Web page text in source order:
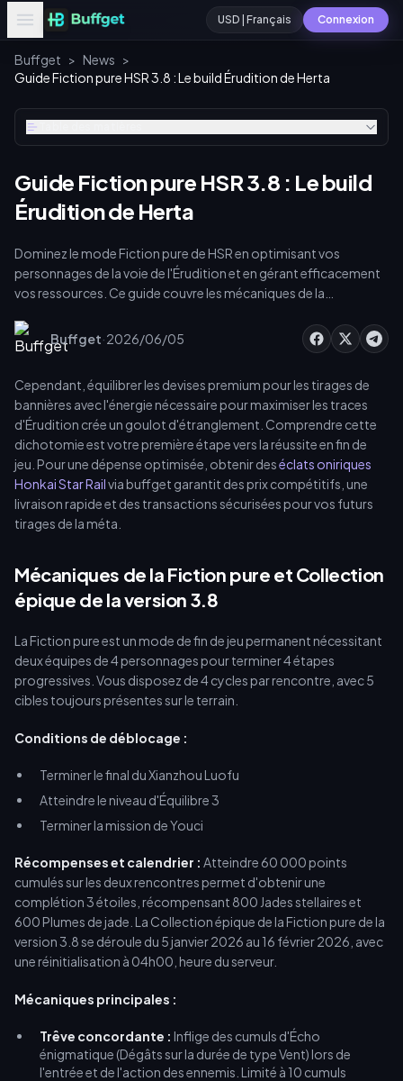
USD | Français Connexion
Buffget > News >
Guide Fiction pure HSR 3.8 : Le build Érudition de Herta
Guide Fiction pure HSR 3.8 : Le build
Érudition de Herta
Dominez le mode Fiction pure de HSR en optimisant vos
personnages de la voie de l'Érudition et en gérant efficacement
vos ressources. Ce guide couvre les mécaniques de la
itinéraires de farm des traces de Souvenir et le calcul de l'énergie.
Vous apprendrez à équilibrer vos dépenses de monnaie premium
afin de garantir des victoires 3 étoiles et d'obtenir un maximum
de Stellaires.
Buffget·2026/06/05
Cependant, équilibrer les devises premium pour les tirages de
bannières avec l'énergie nécessaire pour maximiser les traces
d'Érudition crée un goulot d'étranglement. Comprendre cette
dichotomie est votre première étape vers la réussite en fin de
jeu. Pour une dépense optimisée, obtenir deséclats oniriques
Honkai Star Railvia buffget garantit des prix compétitifs, une
livraison rapide et des transactions sécurisées pour vos futurs
tirages de la méta.
Mécaniques de la Fiction pure et Collection
épique de la version 3.8
La Fiction pure est un mode de fin de jeu permanent nécessitant
deux équipes de 4 personnages pour terminer 4 étapes
progressives. Vous disposez de 4 cycles par rencontre, avec 5
cibles toujours présentes sur le terrain.
Conditions de déblocage :
Terminer le final du Xianzhou Luofu
Atteindre le niveau d'Équilibre 3
Terminer la mission de Youci
Récompenses et calendrier : Atteindre 60 000 points
cumulés sur les deux rencontres permet d'obtenir une
complétion 3 étoiles, récompensant 800 Jades stellaires et
600 Plumes de jade. La Collection épique de la Fiction pure de la
version 3.8 se déroule du 5 janvier 2026 au 16 février 2026, avec
une réinitialisation à 04h00, heure du serveur.
Mécaniques principales :
Trêve concordante : Inflige des cumuls d'Écho
énigmatique (Dégâts sur la durée de type Vent) lors de
l'entrée et de l'action des ennemis. Limité à 10 cumuls